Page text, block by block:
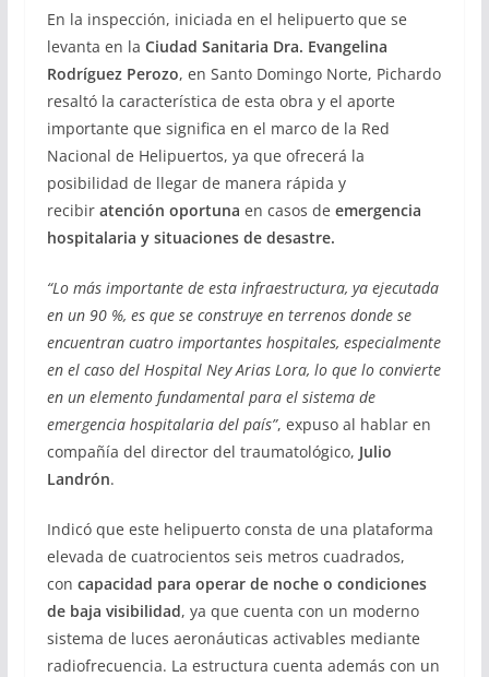
En la inspección, iniciada en el helipuerto que se
levanta en la Ciudad Sanitaria Dra. Evangelina
Rodríguez Perozo, en Santo Domingo Norte, Pichardo
resaltó la característica de esta obra y el aporte
importante que significa en el marco de la Red
Nacional de Helipuertos, ya que ofrecerá la
posibilidad de llegar de manera rápida y
recibir atención oportuna en casos de emergencia
hospitalaria y situaciones de desastre.
“Lo más importante de esta infraestructura, ya ejecutada
en un 90 %, es que se construye en terrenos donde se
encuentran cuatro importantes hospitales, especialmente
en el caso del Hospital Ney Arias Lora, lo que lo convierte
en un elemento fundamental para el sistema de
emergencia hospitalaria del país”, expuso al hablar en
compañía del director del traumatológico, Julio
Landrón.
Indicó que este helipuerto consta de una plataforma
elevada de cuatrocientos seis metros cuadrados,
con capacidad para operar de noche o condiciones
de baja visibilidad, ya que cuenta con un moderno
sistema de luces aeronáuticas activables mediante
radiofrecuencia. La estructura cuenta además con un